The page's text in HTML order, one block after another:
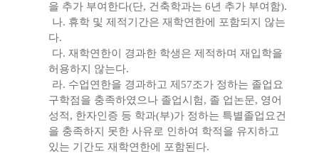
을 추가 부여한다(단, 건축학과는 6년 추가 부여함).
나. 휴학 및 제적기간은 재학연한에 포함되지 않는
다.
다. 재학연한이 경과한 학생은 제적하며 재입학을
허용하지 않는다.
라. 수업연한을 경과하고 제 57조가 정하는 졸업요
구학점을 충족하였으나 졸업시험, 졸 업논문, 영어
성적, 한자인증 등 학과(부)가 정하는 특별졸업요건
을 충족하지 못한 사유로 인하여 학적을 유지하고
있는 기간도 재학연한에 포함된다.